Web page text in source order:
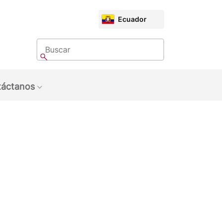
CHOOSE
MARKET
Ecuador
Buscar
Buscar